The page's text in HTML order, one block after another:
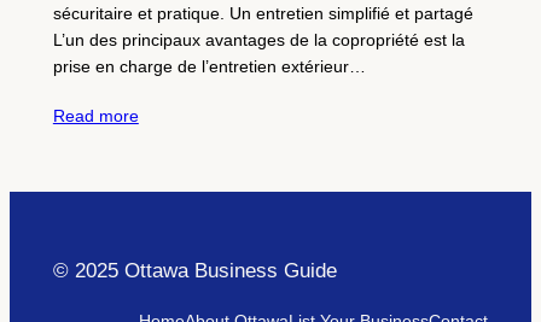
sécuritaire et pratique. Un entretien simplifié et partagé
L’un des principaux avantages de la copropriété est la
prise en charge de l’entretien extérieur…
Read more
© 2025 Ottawa Business Guide